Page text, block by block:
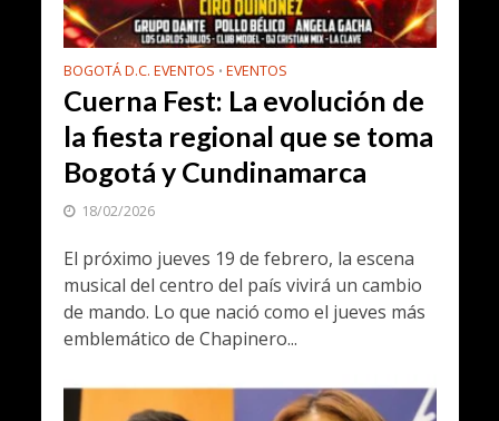
BOGOTÁ D.C. EVENTOS • EVENTOS
Cuerna Fest: La evolución de
la fiesta regional que se toma
Bogotá y Cundinamarca
18/02/2026
El próximo jueves 19 de febrero, la escena
musical del centro del país vivirá un cambio
de mando. Lo que nació como el jueves más
emblemático de Chapinero...